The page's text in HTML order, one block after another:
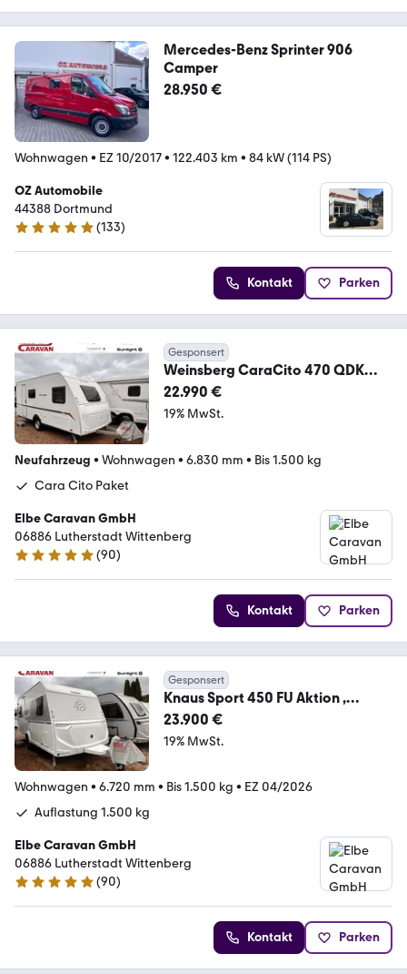
Mercedes-Benz Sprinter 906
Camper
28.950 €
Wohnwagen • EZ 10/2017• 122.403 km • 84 kW (114 PS)
OZ Automobile
44388 Dortmund
5 Sterne
(133)
Kontakt Parken
Gesponsert
Weinsberg CaraCito 470 QDK
AKTION , Steckdosen PLUS Paket
22.990 €
19% MwSt.
Neufahrzeug • Wohnwagen • 6.830 mm • Bis 1.500 kg
Cara Cito Paket
Elbe Caravan GmbH
06886 Lutherstadt Wittenberg
4.9 Sterne
(90)
Kontakt Parken
Gesponsert
Knaus Sport 450 FU Aktion ,
Duschausbau
23.900 €
19% MwSt.
Wohnwagen • 6.720 mm • Bis 1.500 kg • EZ 04/2026
Auflastung 1.500 kg
Elbe Caravan GmbH
06886 Lutherstadt Wittenberg
4.9 Sterne
(90)
Kontakt Parken